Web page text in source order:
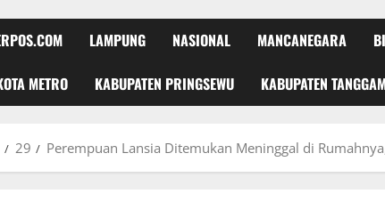
LAMPUNG NASIONAL MANCANEGARA
METRO KABUPATEN PRINGSEWU KABUPATEN
29 Perempuan Lansia Ditemukan Meninggal di